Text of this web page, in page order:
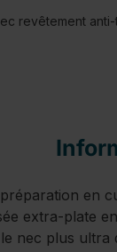
revêtement
en
extra-plate
nec plus